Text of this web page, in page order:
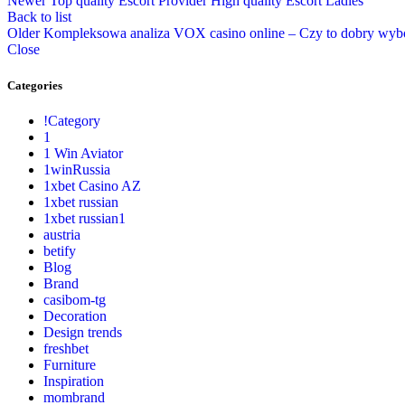
Back to list
Older Kompleksowa analiza VOX casino online – Czy to dobry
Close
Categories
!Category
1
1 Win Aviator
1winRussia
1xbet Casino AZ
1xbet russian
1xbet russian1
austria
betify
Blog
Brand
casibom-tg
Decoration
Design trends
freshbet
Furniture
Inspiration
mombrand